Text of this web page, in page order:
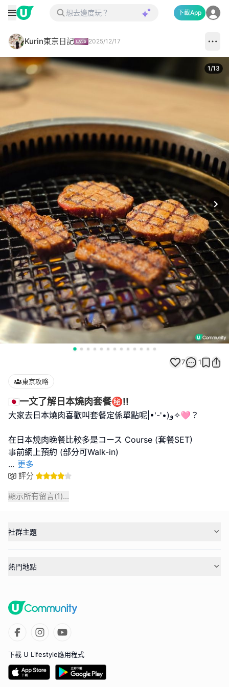
下載App
Kurin東京日記 2025/12/17
1/13
7 1
東京攻略
🇯🇵一文了解日本燒肉套餐㊙️!!
大家去日本燒肉喜歡叫套餐定係單點呢|•'-'•)و✧🩷？
在日本燒肉晚餐比較多是コース Course (套餐SET)
... 更多
評分
顯示所有留言(1)...
社群主題
熱門地點
下載 U Lifestyle應用程式